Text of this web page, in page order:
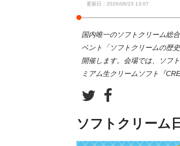
更新日：2026/06/23 13:07
国内唯一のソフトクリーム総
ベント「ソフトクリームの歴
開催します。会場では、ソフ
ミアム生クリームソフト『
ソフトクリーム